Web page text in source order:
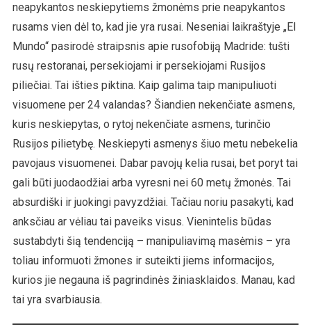
neapykantos neskiepytiems žmonėms prie neapykantos
rusams vien dėl to, kad jie yra rusai. Neseniai laikraštyje „El
Mundo“ pasirodė straipsnis apie rusofobiją Madride: tušti
rusų restoranai, persekiojami ir persekiojami Rusijos
piliečiai. Tai išties piktina. Kaip galima taip manipuliuoti
visuomene per 24 valandas? Šiandien nekenčiate asmens,
kuris neskiepytas, o rytoj nekenčiate asmens, turinčio
Rusijos pilietybę. Neskiepyti asmenys šiuo metu nebekelia
pavojaus visuomenei. Dabar pavojų kelia rusai, bet poryt tai
gali būti juodaodžiai arba vyresni nei 60 metų žmonės. Tai
absurdiški ir juokingi pavyzdžiai. Tačiau noriu pasakyti, kad
anksčiau ar vėliau tai paveiks visus. Vienintelis būdas
sustabdyti šią tendenciją – manipuliavimą masėmis – yra
toliau informuoti žmones ir suteikti jiems informacijos,
kurios jie negauna iš pagrindinės žiniasklaidos. Manau, kad
tai yra svarbiausia.